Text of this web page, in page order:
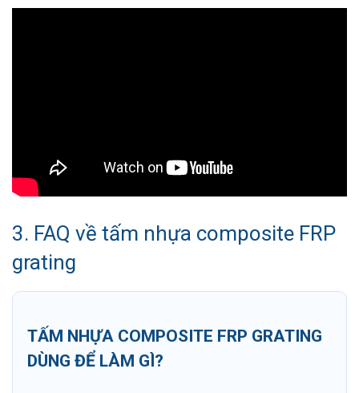
3. FAQ về tấm nhựa composite FRP
grating
TẤM NHỰA COMPOSITE FRP GRATING
DÙNG ĐỂ LÀM GÌ?